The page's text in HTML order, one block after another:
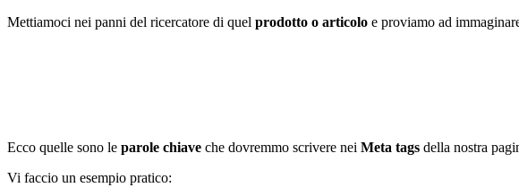
Mettiamoci nei panni del ricercatore di quel prodotto o articolo e proviamo ad
Ecco quelle sono le parole chiave che dovremmo scrivere nei Meta tags della nostra
Vi faccio un esempio pratico: